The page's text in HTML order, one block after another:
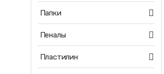
Папки
Пеналы
Пластилин